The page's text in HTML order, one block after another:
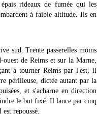
rideaux de fumée qui les
à faible altitude. Ils en
sud. Trente passerelles moins
ouest de Reims et sur la Marne,
à tourner Reims par l'est, il
périlleuse, dictée autant par la
et s'acharne en direction
le but fixé. Il lance par cinq
repoussé.